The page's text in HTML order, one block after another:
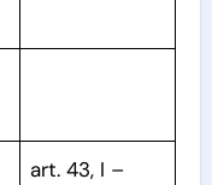
art. 43, I –